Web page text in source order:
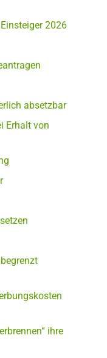
2026
absetzbar
Erhalt von
ihre